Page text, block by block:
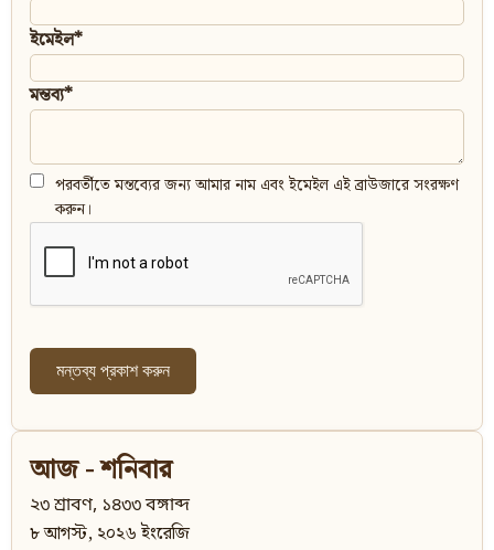
ইমেইল*
মন্তব্য*
পরবর্তীতে মন্তব্যের জন্য আমার নাম এবং ইমেইল এই ব্রাউজারে সংরক্ষণ
করুন।
আজ - শনিবার
২৩ শ্রাবণ, ১৪৩৩ বঙ্গাব্দ
৮ আগস্ট, ২০২৬ ইংরেজি